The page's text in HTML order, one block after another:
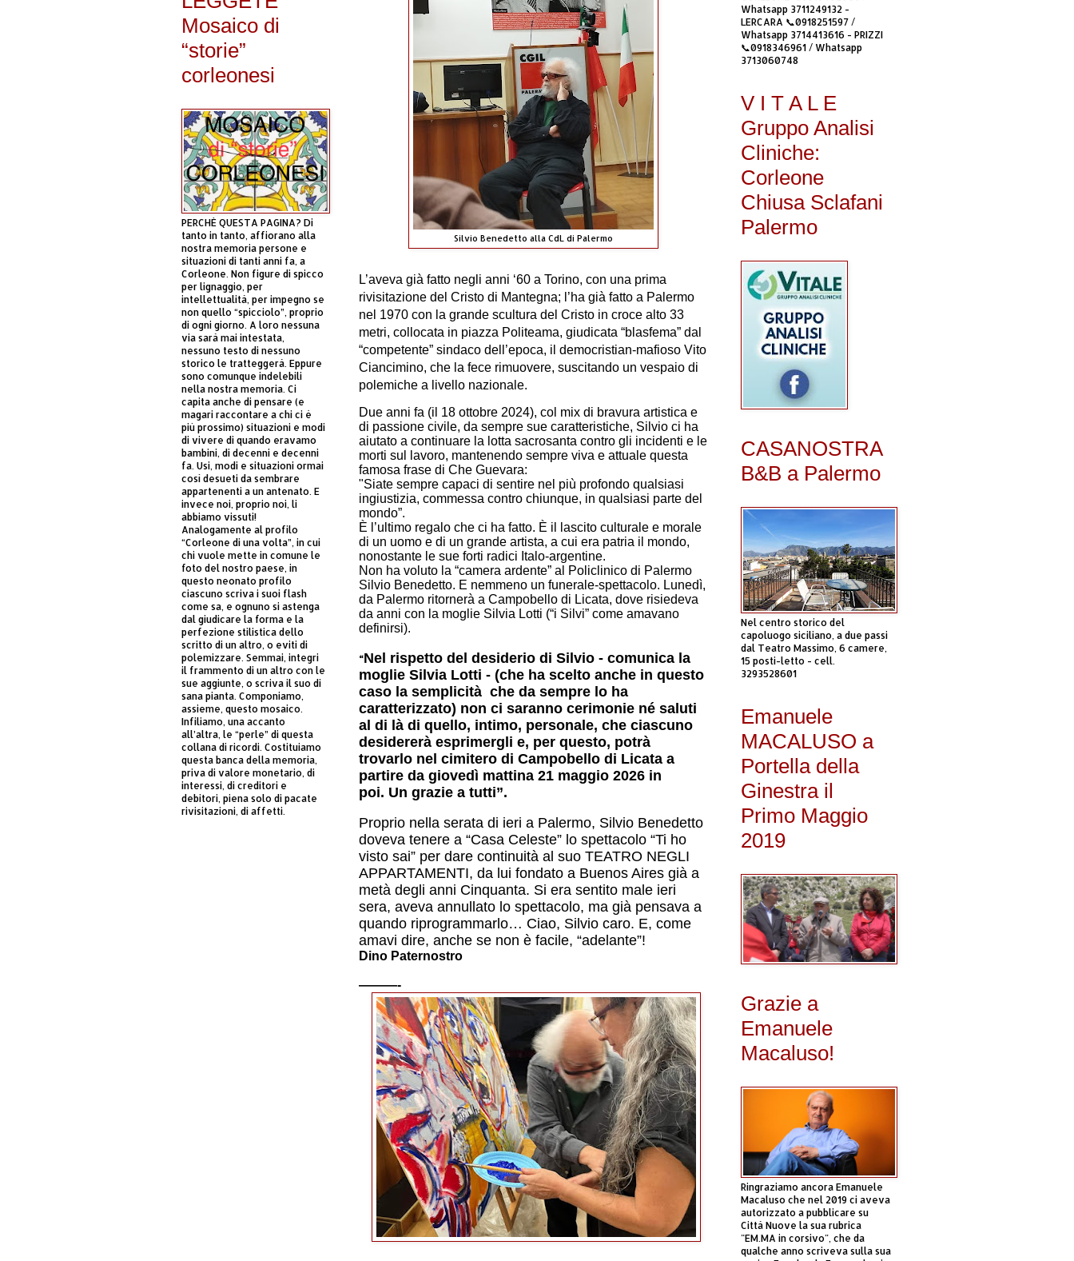
Silvio Benedetto alla CdL di Palermo
L’aveva già fatto negli anni ‘60 a Torino, con una prima
rivisitazione del Cristo di Mantegna; l’ha già fatto a Palermo
nel 1970 con la grande scultura del Cristo in croce alto 33
metri, collocata in piazza Politeama, giudicata “blasfema” dal
“competente” sindaco dell’epoca, il democristian-mafioso Vito
Ciancimino, che la fece rimuovere, suscitando un vespaio di
polemiche a livello nazionale.
Due anni fa (il 18 ottobre 2024), col mix di bravura artistica e
di passione civile, da sempre sue caratteristiche, Silvio ci ha
aiutato a continuare la lotta sacrosanta contro gli incidenti e le
morti sul lavoro, mantenendo sempre viva e attuale questa
famosa frase di Che Guevara:
"Siate sempre capaci di sentire nel più profondo qualsiasi
ingiustizia, commessa contro chiunque, in qualsiasi parte del
mondo”.
È l’ultimo regalo che ci ha fatto. È il lascito culturale e morale
di un uomo e di un grande artista, a cui era patria il mondo,
nonostante le sue forti radici Italo-argentine.
Non ha voluto la “camera ardente” al Policlinico di Palermo
Silvio Benedetto. E nemmeno un funerale-spettacolo. Lunedì,
da Palermo ritornerà a Campobello di Licata, dove risiedeva
da anni con la moglie Silvia Lotti (“i Silvi” come amavano
definirsi).
“Nel rispetto del desiderio di Silvio - comunica la
moglie Silvia Lotti - (che ha scelto anche in questo
caso la semplicità che da sempre lo ha
caratterizzato) non ci saranno cerimonie né saluti
al di là di quello, intimo, personale, che ciascuno
desidererà esprimergli e, per questo, potrà
trovarlo nel cimitero di Campobello di Licata a
partire da giovedì mattina 21 maggio 2026 in
poi. Un grazie a tutti”.
Proprio nella serata di ieri a Palermo, Silvio Benedetto
doveva tenere a “Casa Celeste” lo spettacolo “Ti ho
visto sai” per dare continuità al suo TEATRO NEGLI
APPARTAMENTI, da lui fondato a Buenos Aires già a
metà degli anni Cinquanta. Si era sentito male ieri
sera, aveva annullato lo spettacolo, ma già pensava a
quando riprogrammarlo… Ciao, Silvio caro. E, come
amavi dire, anche se non è facile, “adelante”!
Dino Paternostro
———-
Mosaico di
“storie”
corleonesi
PERCHÈ QUESTA PAGINA? Di
tanto in tanto, affiorano alla
nostra memoria persone e
situazioni di tanti anni fa, a
Corleone. Non figure di spicco
per lignaggio, per
intellettualità, per impegno se
non quello “spicciolo”, proprio
di ogni giorno. A loro nessuna
via sarà mai intestata,
nessuno testo di nessuno
storico le tratteggerà. Eppure
sono comunque indelebili
nella nostra memoria. Ci
capita anche di pensare (e
magari raccontare a chi ci è
più prossimo) situazioni e modi
di vivere di quando eravamo
bambini, di decenni e decenni
fa. Usi, modi e situazioni ormai
così desueti da sembrare
appartenenti a un antenato. E
invece noi, proprio noi, li
abbiamo vissuti!
Analogamente al profilo
“Corleone di una volta”, in cui
chi vuole mette in comune le
foto del nostro paese, in
questo neonato profilo
ciascuno scriva i suoi flash
come sa, e ognuno si astenga
dal giudicare la forma e la
perfezione stilistica dello
scritto di un altro, o eviti di
polemizzare. Semmai, integri
il frammento di un altro con le
sue aggiunte, o scriva il suo di
sana pianta. Componiamo,
assieme, questo mosaico.
Infiliamo, una accanto
all’altra, le “perle” di questa
collana di ricordi. Costituiamo
questa banca della memoria,
priva di valore monetario, di
interessi, di creditori e
debitori, piena solo di pacate
rivisitazioni, di affetti.
Whatsapp 3711249132 -
LERCARA 📞0918251597 /
Whatsapp 3714413616 - PRIZZI
📞0918346961 / Whatsapp
3713060748
V I T A L E
Gruppo Analisi
Cliniche:
Corleone
Chiusa Sclafani
Palermo
CASANOSTRA
B&B a Palermo
Nel centro storico del
capoluogo siciliano, a due passi
dal Teatro Massimo, 6 camere,
15 posti-letto - cell.
3293528601
Emanuele
MACALUSO a
Portella della
Ginestra il
Primo Maggio
2019
Grazie a
Emanuele
Macaluso!
Ringraziamo ancora Emanuele
Macaluso che nel 2019 ci aveva
autorizzato a pubblicare su
Città Nuove la sua rubrica
"EM.MA in corsivo", che da
qualche anno scriveva sulla sua